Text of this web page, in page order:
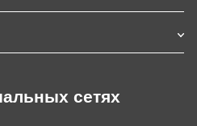
сетях